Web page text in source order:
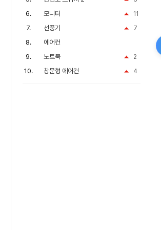
11
모니터
7
선풍기
에어컨
2
노트북
4
창문형 에어컨